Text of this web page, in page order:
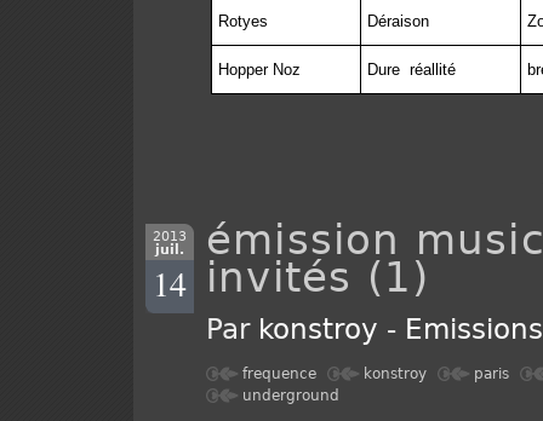
Rotyes Déraison
Hopper Noz Dure réallité
2013
juil.
14
émission
invités (1)
Par konstroy -
frequence konstroy
paris
underground